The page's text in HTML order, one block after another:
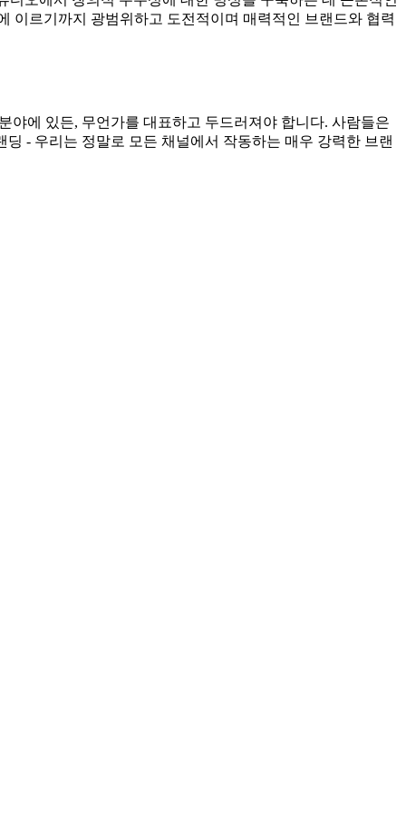
이르기까지 광범위하고 도전적이며 매력적인 브랜드와 협력
야에 있든, 무언가를 대표하고 두드러져야 합니다. 사람들은
- 우리는 정말로 모든 채널에서 작동하는 매우 강력한 브랜